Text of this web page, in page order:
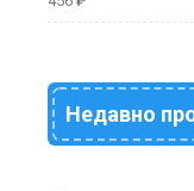
Недавно